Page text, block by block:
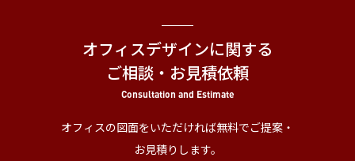
オフィスデザインに関する
ご相談・お見積依頼
Consultation and Estimate
オフィスの図面をいただければ無料でご提案・
お見積りします。